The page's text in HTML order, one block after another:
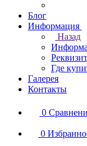
Блог
Информация
Назад
Где
Галерея
Контакты
0
0